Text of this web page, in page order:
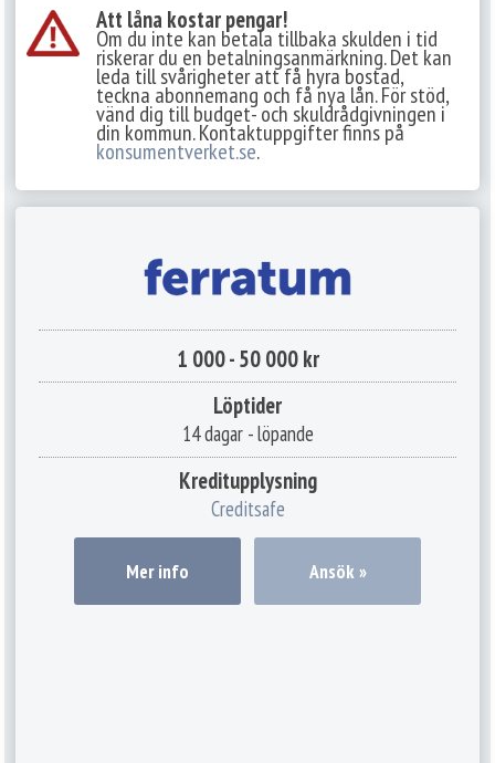
Att låna kostar pengar!
Om du inte kan betala tillbaka skulden i tid
riskerar du en betalningsanmärkning. Det kan
leda till svårigheter att få hyra bostad,
teckna abonnemang och få nya lån. För stöd,
vänd dig till budget- och skuldrådgivningen i
din kommun. Kontaktuppgifter finns på
konsumentverket.se.
1 000 - 50 000 kr
Löptider
14 dagar - löpande
Kreditupplysning
Creditsafe
Mer info Ansök »